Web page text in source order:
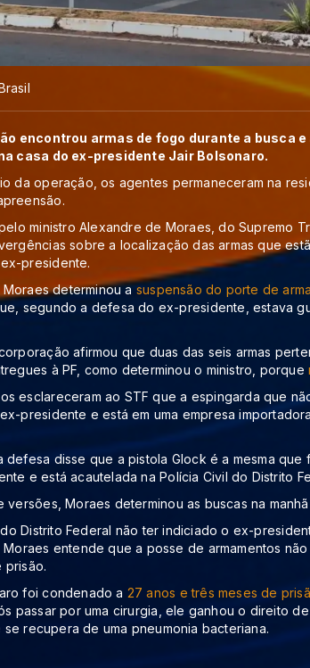
encontrou armas de fogo durante a busca
casa do ex-presidente Jair Bolsonaro.
da operação, os agentes permaneceram na
ministro Alexandre de Moraes, do Supremo
sobre a localização das armas que
presidente.
Moraes determinou asuspensão do porte de
segundo a defesa do ex-presidente, estava
afirmou que duas das seis armas
à PF, como determinou o ministro, porque
esclareceram ao STF que a espingarda que
presidente e está em uma empresa
defesa disse que a pistola Glock é a mesma
e está acautelada na Polícia Civil do Distrito
Moraes determinou as buscas na
Distrito Federal não ter indiciado o ex-
entende que a posse de armamentos
prisão.
foi condenado a 27 anos e três meses de
passar por uma cirurgia, ele ganhou o direito
se recupera de uma pneumonia bacteriana.